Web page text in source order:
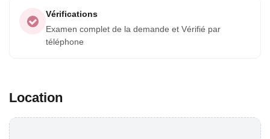
Vérifications
Examen complet de la demande et Vérifié par
téléphone
Location